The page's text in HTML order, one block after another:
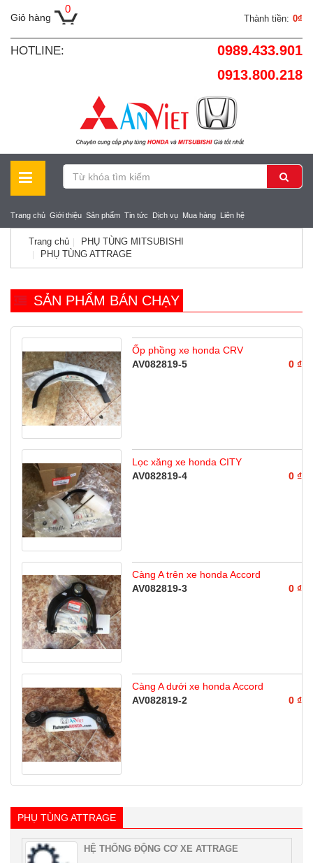
Giỏ hàng
0
Thành tiền: 0₫
HOTLINE:
0989.433.901
0913.800.218
Trang chủ Giới thiệu Sản phẩm Tin tức Dịch vụ Mua hàng Liên hệ
Trang chủ
PHỤ TÙNG MITSUBISHI
PHỤ TÙNG ATTRAGE
SẢN PHẨM BÁN CHẠY
Ốp phồng xe honda CRV
AV082819-5
0 ₫
Lọc xăng xe honda CITY
AV082819-4
0 ₫
Càng A trên xe honda Accord
AV082819-3
0 ₫
Càng A dưới xe honda Accord
AV082819-2
0 ₫
PHỤ TÙNG ATTRAGE
HỆ THỐNG ĐỘNG CƠ XE ATTRAGE